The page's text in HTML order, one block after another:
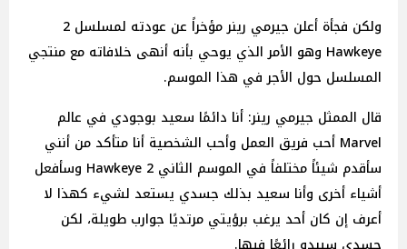
ولكن فجأة أعلن جيرمي رينر مؤخراً عن عودته لمسلسل 2
Hawkeye وهو الأمر الذي يوحي بأنه أنهى خلافاته مع منتجي
المسلسل حول الأجر في هذا الموسم.
قال الممثل جيرمي رينر: أنا دائمًا سعيد بوجودي في عالم
Marvel أحب فريق العمل وأحب الشخصية أنا متأكد من أنني
سأقدم شيئاً مختلفاً في الموسم الثاني 2 Hawkeye وسأفعل
أشياء أخرى وأنا سعيد بذلك جسدي يستعد لشيء كهذا لا
أعرف إن كان أحد يرغب برؤيتي مرتديًا جوارب طويلة، لكن